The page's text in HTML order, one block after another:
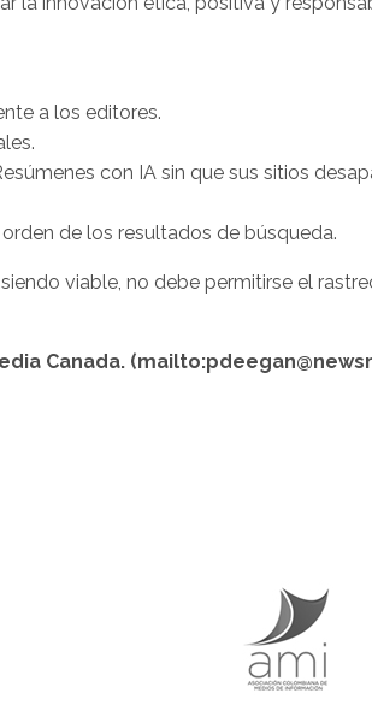
a los editores.
con IA sin que sus sitios
de los resultados de búsqueda.
viable, no debe permitirse el
Canada.